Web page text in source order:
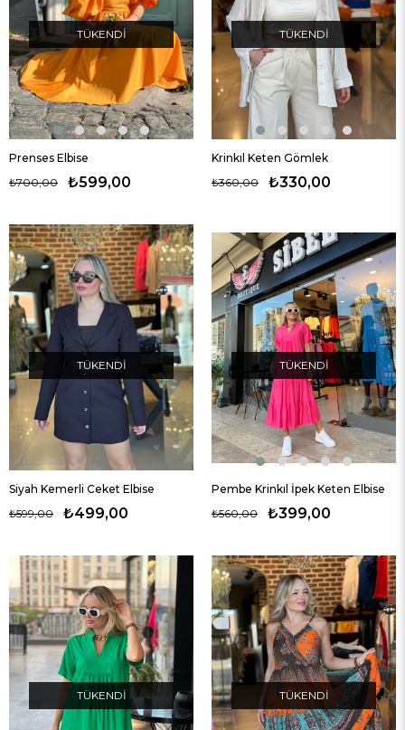
TÜKENDI
Prenses Elbise
₺599,00
₺700,00
TÜKENDI
Krinkıl Keten Gömlek
₺330,00
₺360,00
TÜKENDI
Siyah Kemerli Ceket Elbise
₺499,00
₺599,00
TÜKENDI
Pembe Krinkıl İpek Keten Elbise
₺399,00
₺560,00
TÜKENDI TÜKENDI